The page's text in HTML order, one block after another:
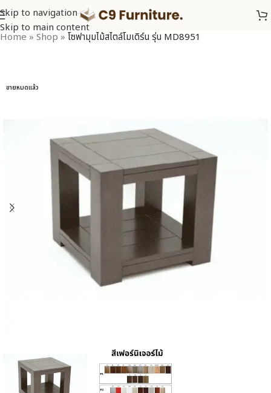
Skip to navigation
Skip to main content
Home » Shop » โซฟามุมไม้สไตล์โมเดิร์น รุ่น MD8951
ขายหมดแล้ว